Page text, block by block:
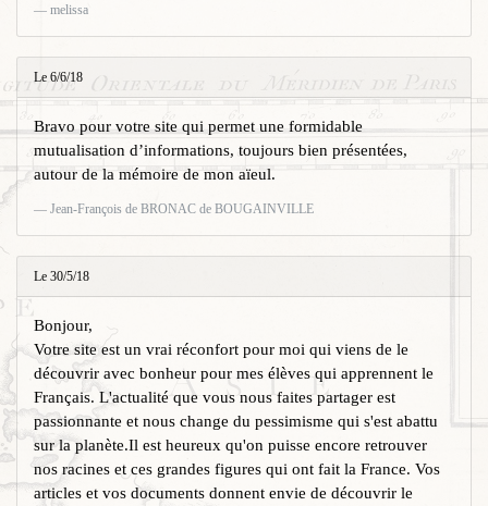
melissa
Le 6/6/18
Bravo pour votre site qui permet une formidable
mutualisation d’informations, toujours bien présentées,
autour de la mémoire de mon aïeul.
Jean-François de BRONAC de BOUGAINVILLE
Le 30/5/18
Bonjour,
Votre site est un vrai réconfort pour moi qui viens de le
découvrir avec bonheur pour mes élèves qui apprennent le
Français. L'actualité que vous nous faites partager est
passionnante et nous change du pessimisme qui s'est abattu
sur la planète.Il est heureux qu'on puisse encore retrouver
nos racines et ces grandes figures qui ont fait la France. Vos
articles et vos documents donnent envie de découvrir le